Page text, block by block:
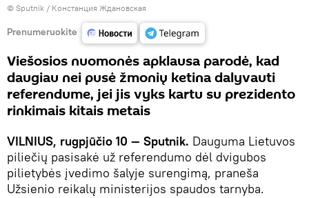
© Sputnik / Констанция Ждановская
Prenumeruokite
Viešosios nuomonės apklausa parodė, kad
daugiau nei pusė žmonių ketina dalyvauti
referendume, jei jis vyks kartu su prezidento
rinkimais kitais metais
VILNIUS, rugpjūčio 10 — Sputnik. Dauguma Lietuvos
piliečių pasisakė už referendumo dėl dvigubos
pilietybės įvedimo šalyje surengimą, praneša
Užsienio reikalų ministerijos spaudos tarnyba.